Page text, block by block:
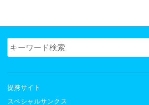
提携サイト
スペシャルサンクス